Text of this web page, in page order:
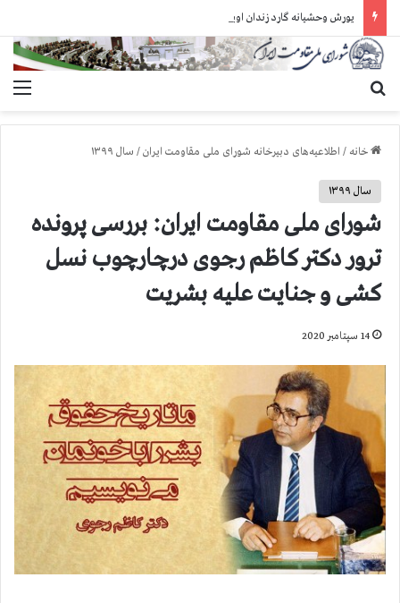
یورش وحشیانه گارد زندان اوین به سالن ۵ بند ۷ و ضرب و شتم زندانیان
خانه / اطلاعیه‌های دبیرخانه شورای ملی مقاومت ایران/ سال ۱۳۹۹
سال ۱۳۹۹
شورای ملی مقاومت ایران: بررسی پرونده
ترور دکتر کاظم رجوی درچارچوب نسل
کشی و جنایت علیه بشریت
14 سپتامبر 2020